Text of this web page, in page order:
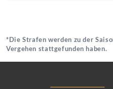
*Die Strafen werden zu der
Vergehen stattgefunden haben.